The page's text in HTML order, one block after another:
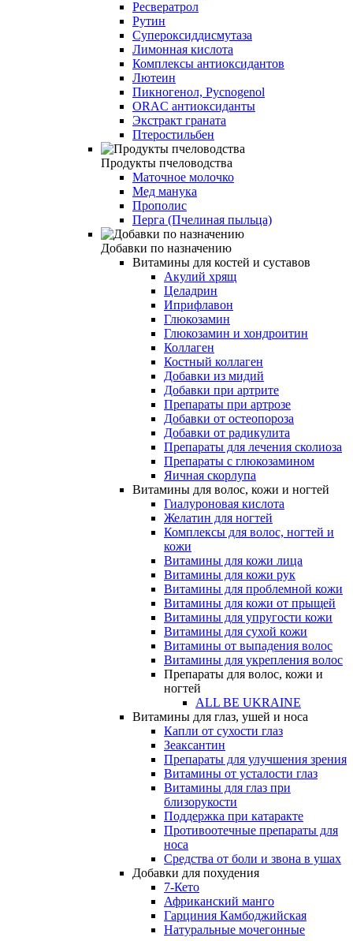
Ресвератрол
Рутин
Супероксиддисмутаза
Лимонная кислота
Комплексы антиоксидантов
Лютеин
Пикногенол, Pycnogenol
ORAC антиоксиданты
Экстракт граната
Птеростильбен
Продукты пчеловодства
Маточное молочко
Мед манука
Прополис
Перга (Пчелиная пыльца)
Добавки по назначению
Витамины для костей и суставов
Акулий хрящ
Целадрин
Иприфлавон
Глюкозамин
Глюкозамин и хондроитин
Коллаген
Костный коллаген
Добавки из мидий
Добавки при артрите
Препараты при артрозе
Добавки от остеопороза
Добавки от радикулита
Препараты для лечения сколиоза
Препараты с глюкозамином
Яичная скорлупа
Витамины для волос, кожи и ногтей
Гиалуроновая кислота
Желатин для ногтей
Комплексы для волос, ногтей и
кожи
Витамины для кожи лица
Витамины для кожи рук
Витамины для проблемной кожи
Витамины для кожи от прыщей
Витамины для упругости кожи
Витамины для сухой кожи
Витамины от выпадения волос
Витамины для укрепления волос
Препараты для волос, кожи и
ногтей
ALL BE UKRAINE
Витамины для глаз, ушей и носа
Капли от сухости глаз
Зеаксантин
Препараты для улучшения зрения
Витамины от усталости глаз
Витамины для глаз при
близорукости
Поддержка при катаракте
Противоотечные препараты для
носа
Средства от боли и звона в ушах
Добавки для похудения
7-Кето
Африканский манго
Гарциния Камбоджийская
Натуральные мочегонные